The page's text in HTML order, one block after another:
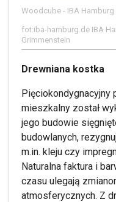
Woodcube - IBA Hamburg
fot:iba-hamburg.de IBA
Grimmenstein
Drewniana kostka
Pięciokondygnacyjny
mieszkalny został
jego budowie
budowlanych,
m.in. kleju czy
Naturalna faktura i
czasu ulegają
atmosferycznych. Z